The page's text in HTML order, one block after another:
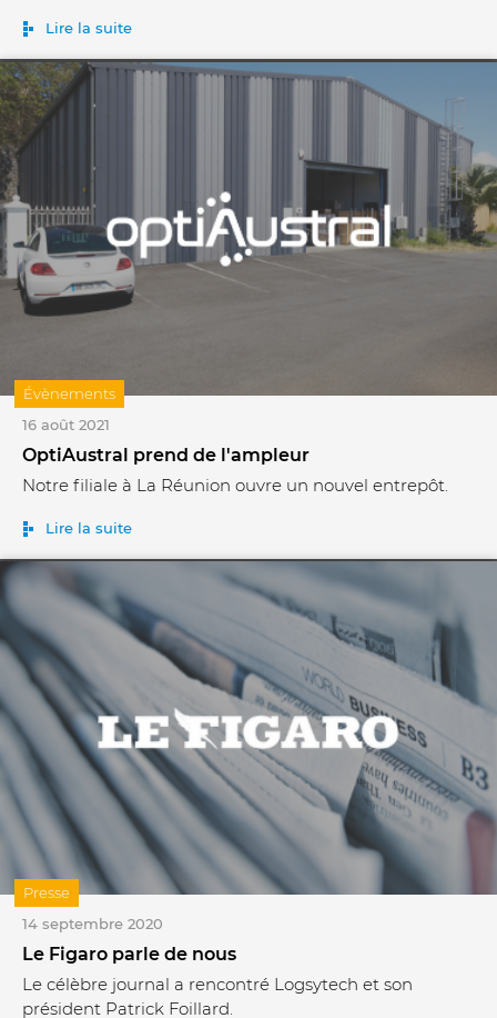
Lire la suite
16 août 2021
OptiAustral prend de l'ampleur
Notre filiale à La Réunion ouvre un nouvel entrepôt.
Lire la suite
Évènements
14 septembre 2020
Le Figaro parle de nous
Le célèbre journal a rencontré Logsytech et son
président Patrick Foillard.
Presse